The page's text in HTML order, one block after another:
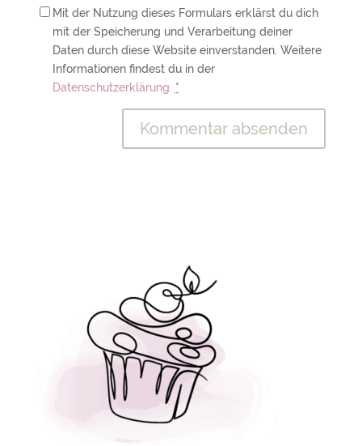
Mit der Nutzung dieses Formulars erklärst du dich
mit der Speicherung und Verarbeitung deiner
Daten durch diese Website einverstanden. Weitere
Informationen findest du in der
Datenschutzerklärung. *